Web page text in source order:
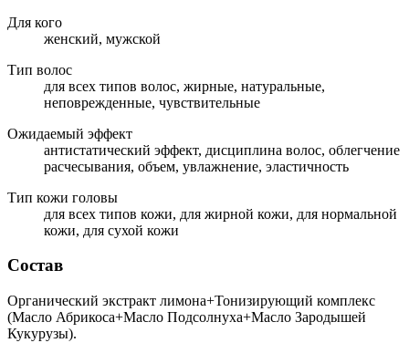
Для кого
женский, мужской
Тип волос
для всех типов волос, жирные, натуральные,
неповрежденные, чувствительные
Ожидаемый эффект
антистатический эффект, дисциплина волос, облегчение
расчесывания, объем, увлажнение, эластичность
Тип кожи головы
для всех типов кожи, для жирной кожи, для нормальной
кожи, для сухой кожи
Состав
Органический экстракт лимона+Тонизирующий комплекс
(Масло Абрикоса+Масло Подсолнуха+Масло Зародышей
Кукурузы).